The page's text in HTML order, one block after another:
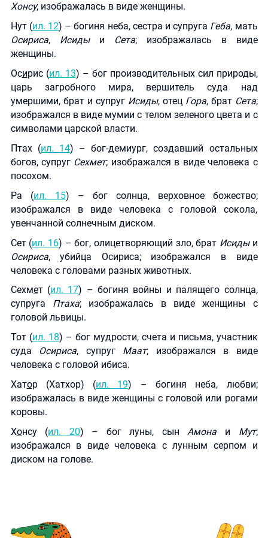
Хонсу; изображалась в виде женщины.
Нут (ил. 12) – богиня неба, сестра и супруга Геба, мать
Осириса, Исидыи Сета; изображалась в виде
женщины.
Осирис (ил. 13) – бог производительных сил природы,
царь загробного мира, вершитель суда над
умершими, брат и супруг Исиды, отец Гора, брат Сета;
изображался в виде мумии с телом зеленого цвета и с
символами царской власти.
Птах (ил. 14) – бог-демиург, создавший остальных
богов, супруг Сехмет; изображался в виде человека с
посохом.
Ра (ил. 15) – бог солнца, верховное божество;
изображался в виде человека с головой сокола,
увенчанной солнечным диском.
Сет (ил. 16) – бог, олицетворяющий зло, брат Исидыи
Осириса, убийца Осириса; изображался в виде
человека с головами разных животных.
Сехмет (ил. 17) – богиня войны и палящего солнца,
супруга Птаха; изображалась в виде женщины с
головой львицы.
Тот (ил. 18) – бог мудрости, счета и письма, участник
суда
Осириса, супруг Маат; изображался в виде
человека с головой ибиса.
Хатор (Хатхор) (ил. 19) – богиня неба, любви;
изображалась в виде женщины с головой или рогами
коровы.
Хонсу (ил. 20) – бог луны, сынАмона и Мут;
изображался в виде человека с лунным серпом и
диском на голове.